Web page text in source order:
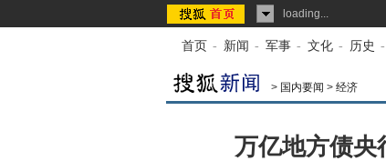
loading...
首页 - 新闻 - 军事 - 文化 - 历史 -
> 国内要闻 > 经济
万亿地方债央